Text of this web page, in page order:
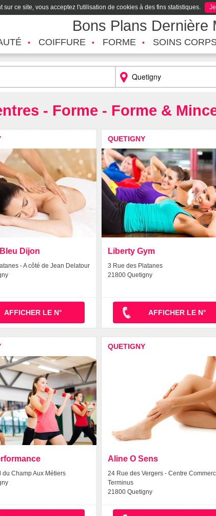
sur ce site, vous acceptez l'utilisation de cookies à des fins statistiques.
Bons Plans Dernière
COIFFURE FORME SOINS
- Forme - Forme &
Dijon
- A côté de Jean Delatour
AFFICHER LE N°
QUETIGNY
Liberty Gym
3 Rue des Platanes
21800 Quetigny
AFFICHER LE N°
du Champ Aux Métiers
QUETIGNY
Aline O Sens
24 Rue des Vergers - Centre
Terminus
21800 Quetigny